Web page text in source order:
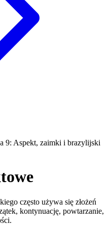
9: Aspekt, zaimki i brazylijski
często używa się złożeń
kontynuację, powtarzanie,